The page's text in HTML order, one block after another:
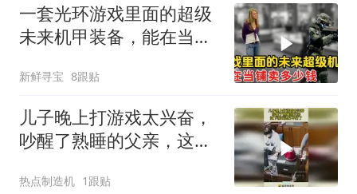
一套光环游戏里面的超级
未来机甲装备，能在当铺
新鲜寻宝 8跟贴
儿子晚上打游戏太兴奋，
吵醒了熟睡的父亲，这下
热点制造机 1跟贴